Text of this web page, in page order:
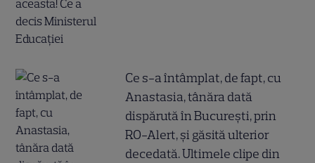
Ce s-a întâmplat, de fapt, cu
Anastasia, tânăra dată
dispărută în București, prin
RO-Alert, și găsită ulterior
decedată. Ultimele clipe din